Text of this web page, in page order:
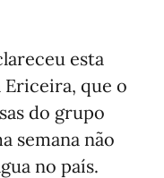
esta
Ericeira, que o
do grupo
semana não
no país.